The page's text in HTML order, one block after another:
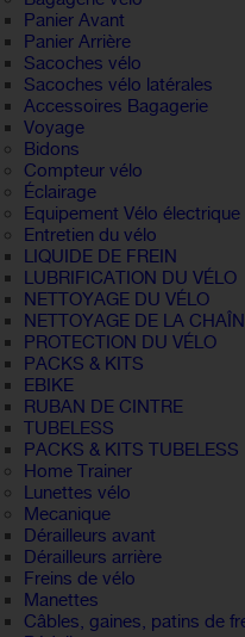
Panier Avant
Panier Arrière
Sacoches vélo
Sacoches vélo latérales
Accessoires Bagagerie
Voyage
Bidons
Compteur vélo
Éclairage
Equipement Vélo électrique
Entretien du vélo
LIQUIDE DE FREIN
LUBRIFICATION DU VÉLO
NETTOYAGE DU VÉLO
NETTOYAGE DE LA
PROTECTION DU VÉLO
PACKS & KITS
EBIKE
RUBAN DE CINTRE
TUBELESS
PACKS & KITS TUBELESS
Home Trainer
Lunettes vélo
Mecanique
Dérailleurs avant
Dérailleurs arrière
Freins de vélo
Manettes
Câbles, gaines, patins de